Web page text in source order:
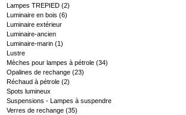
Lampes TREPIED (2)
Luminaire en bois (6)
Luminaire extérieur
Luminaire-ancien
Luminaire-marin (1)
Lustre
Mèches pour lampes à pétrole (34)
Opalines de rechange (23)
Réchaud à pétrole (2)
Spots lumineux
Suspensions - Lampes à suspendre
Verres de rechange (35)